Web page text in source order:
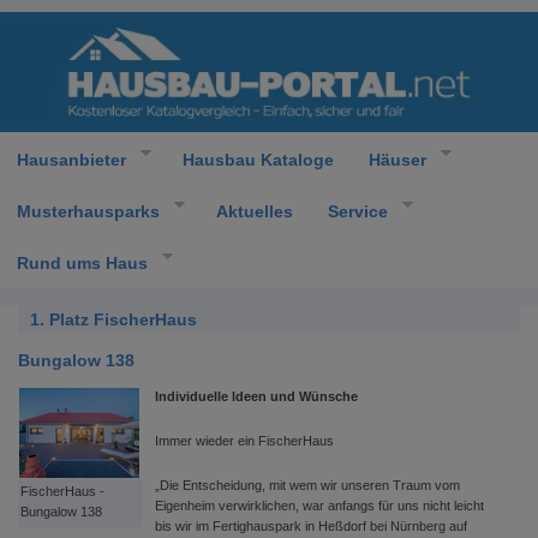
Hausanbieter Hausbau Kataloge Häuser
Musterhausparks Aktuelles Service
Rund ums Haus
1. Platz FischerHaus
Bungalow 138
FischerHaus -
Bungalow 138
Individuelle Ideen und Wünsche
Immer wieder ein FischerHaus
„Die Entscheidung, mit wem wir unseren Traum vom
Eigenheim verwirklichen, war anfangs für uns nicht leicht
bis wir im Fertighauspark in Heßdorf bei Nürnberg auf